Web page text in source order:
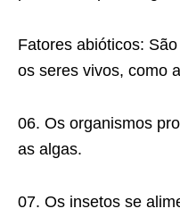
Fatores abióticos:
os seres vivos, como
06. Os organismos
as algas.
07. Os insetos se